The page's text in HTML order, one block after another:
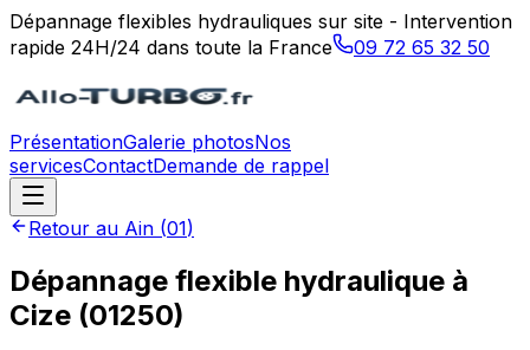
Dépannage flexibles hydrauliques sur site - Intervention
rapide 24H/24 dans toute la France
09 72 65 32 50
PrésentationGalerie photosNos
servicesContactDemande de rappel
Retour au Ain (01)
Dépannage flexible hydraulique à
Cize (01250)